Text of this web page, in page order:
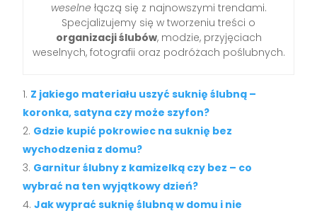
weselne łączą się z najnowszymi trendami.
Specjalizujemy się w tworzeniu treści o
organizacji ślubów, modzie, przyjęciach
weselnych, fotografii oraz podróżach poślubnych.
Z jakiego materiału uszyć suknię ślubną –
koronka, satyna czy może szyfon?
Gdzie kupić pokrowiec na suknię bez
wychodzenia z domu?
Garnitur ślubny z kamizelką czy bez – co
wybrać na ten wyjątkowy dzień?
Jak wyprać suknię ślubną w domu i nie